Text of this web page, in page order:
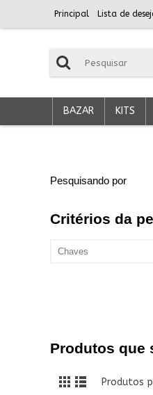
Principal Lista de
BAZAR KITS
Pesquisando por
Critérios da
Produtos que
Produtos